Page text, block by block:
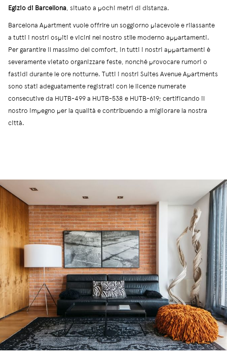
Egizio di Barcellona, ​​situato a pochi metri di distanza.
Barcelona Apartment vuole offrire un soggiorno piacevole e rilassante
a tutti i nostri ospiti e vicini nel nostro stile moderno appartamenti.
Per garantire il massimo del comfort, in tutti i nostri appartamenti è
severamente vietato organizzare feste, nonché provocare rumori o
fastidi durante le ore notturne. Tutti i nostri Suites Avenue Apartments
sono stati adeguatamente registrati con le licenze numerate
consecutive da HUTB-499 a HUTB-538 e HUTB-619; certificando il
nostro impegno per la qualità e contribuendo a migliorare la nostra
città.